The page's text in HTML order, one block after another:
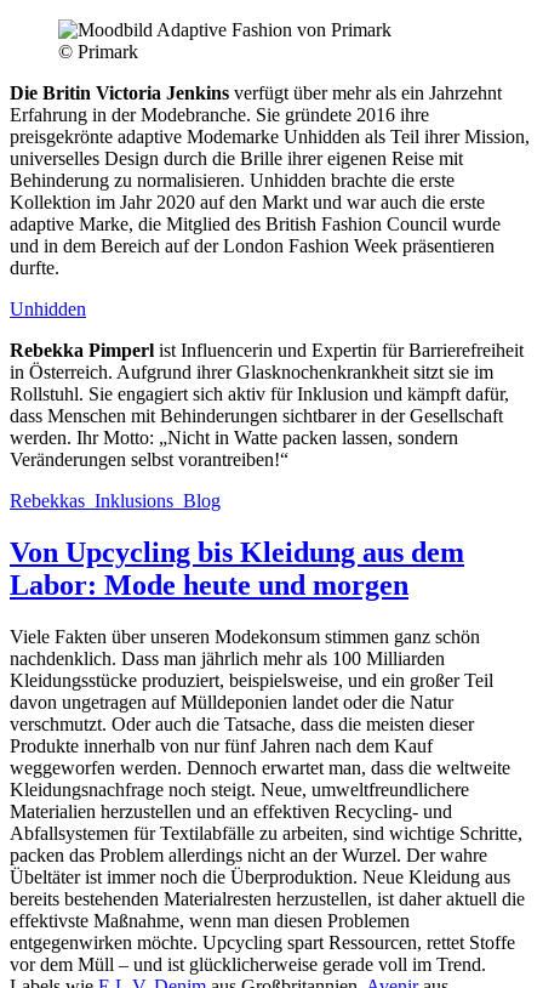
© Primark
Die Britin Victoria Jenkins verfügt über mehr als ein Jahrzehnt
Erfahrung in der Modebranche. Sie gründete 2016 ihre
preisgekrönte adaptive Modemarke Unhidden als Teil ihrer Mission,
universelles Design durch die Brille ihrer eigenen Reise mit
Behinderung zu normalisieren. Unhidden brachte die erste
Kollektion im Jahr 2020 auf den Markt und war auch die erste
adaptive Marke, die Mitglied des British Fashion Council wurde
und in dem Bereich auf der London Fashion Week präsentieren
durfte.
Unhidden
Rebekka Pimperl ist Influencerin und Expertin für Barrierefreiheit
in Österreich. Aufgrund ihrer Glasknochenkrankheit sitzt sie im
Rollstuhl. Sie engagiert sich aktiv für Inklusion und kämpft dafür,
dass Menschen mit Behinderungen sichtbarer in der Gesellschaft
werden. Ihr Motto: „Nicht in Watte packen lassen, sondern
Veränderungen selbst vorantreiben!“
Rebekkas_Inklusions_Blog
Von Upcycling bis Kleidung aus dem
Labor: Mode heute und morgen
Viele Fakten über unseren Modekonsum stimmen ganz schön
nachdenklich. Dass man jährlich mehr als 100 Milliarden
Kleidungsstücke produziert, beispielsweise, und ein großer Teil
davon ungetragen auf Mülldeponien landet oder die Natur
verschmutzt. Oder auch die Tatsache, dass die meisten dieser
Produkte innerhalb von nur fünf Jahren nach dem Kauf
weggeworfen werden. Dennoch erwartet man, dass die weltweite
Kleidungsnachfrage noch steigt. Neue, umweltfreundlichere
Materialien herzustellen und an effektiven Recycling- und
Abfallsystemen für Textilabfälle zu arbeiten, sind wichtige Schritte,
packen das Problem allerdings nicht an der Wurzel. Der wahre
Übeltäter ist immer noch die Überproduktion. Neue Kleidung aus
bereits bestehenden Materialresten herzustellen, ist daher aktuell die
effektivste Maßnahme, wenn man diesen Problemen
entgegenwirken möchte. Upcycling spart Ressourcen, rettet Stoffe
vor dem Müll – und ist glücklicherweise gerade voll im Trend.